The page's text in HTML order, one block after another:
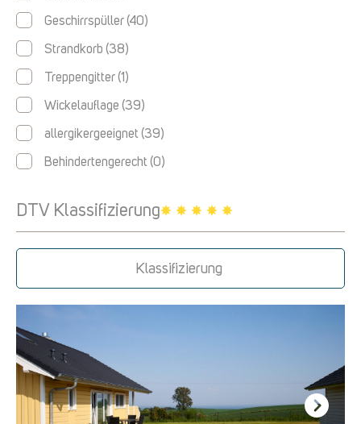
Geschirrspüller(40)
Strandkorb (38)
Treppengitter(1)
Wickelauflage (39)
allergikergeeignet (39)
Behindertengerecht (0)
DTV Klassifizierung
Klassifizierung